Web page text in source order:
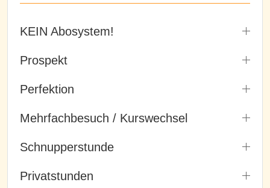
KEIN Abosystem!
Prospekt
Perfektion
Mehrfachbesuch / Kurswechsel
Schnupperstunde
Privatstunden